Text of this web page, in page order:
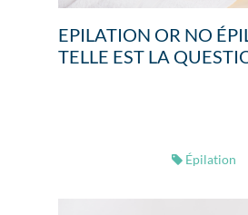
EPILATION OR NO
TELLE EST LA
Épilation